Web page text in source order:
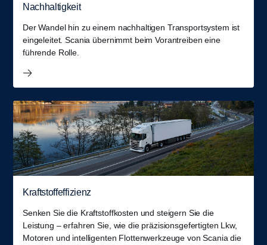
Nachhaltigkeit
Der Wandel hin zu einem nachhaltigen Transportsystem ist
eingeleitet. Scania übernimmt beim Vorantreiben eine
führende Rolle.
Kraftstoffeffizienz
Senken Sie die Kraftstoffkosten und steigern Sie die
Leistung – erfahren Sie, wie die präzisionsgefertigten Lkw,
Motoren und intelligenten Flottenwerkzeuge von Scania die